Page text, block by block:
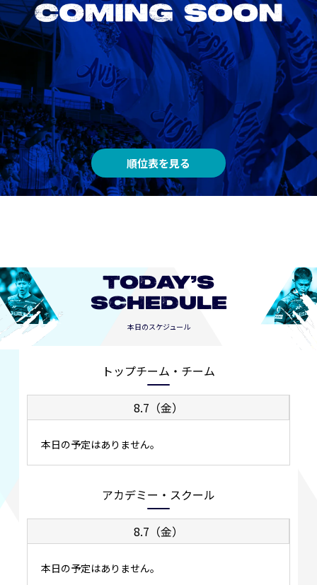
順位表を見る
TODAY’S
SCHEDULE
本日のスケジュール
トップチーム・チーム
8.7（金）
本日の予定はありません。
アカデミー・スクール
8.7（金）
本日の予定はありません。